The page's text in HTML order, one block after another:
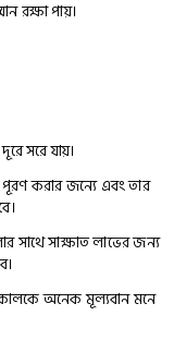
রক্ষা পায়।
সরে যায়।
পূরণ করার জন্যে এবং তার
সাথে সাক্ষাত লাভের জন্য
অনেক মূল্যবান মনে